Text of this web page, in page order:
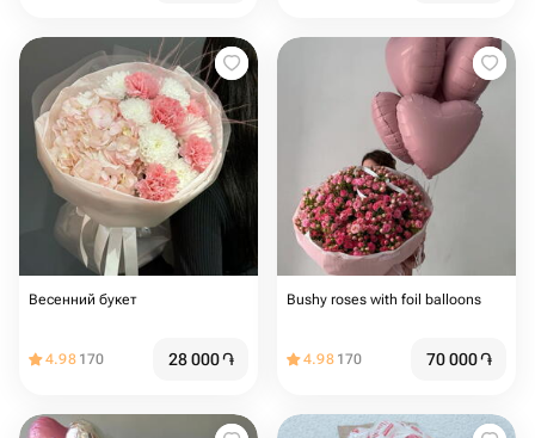
Весенний букет
4.98 170 28 000֏
Bushy roses with foil balloons
4.98 170 70 000֏